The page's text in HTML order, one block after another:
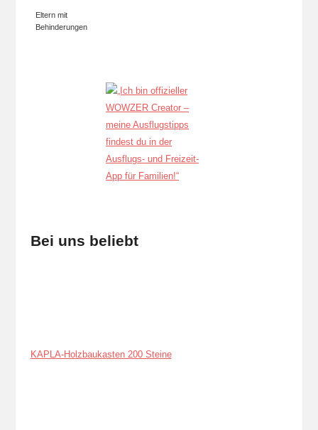
Eltern mit
Behinderungen
Bei uns beliebt
KAPLA-Holzbaukasten 200 Steine